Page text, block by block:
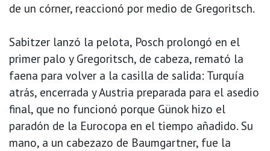
de un córner, reaccionó por medio de Gregoritsch.
Sabitzer lanzó la pelota, Posch prolongó en el
primer palo y Gregoritsch, de cabeza, remató la
faena para volver a la casilla de salida: Turquía
atrás, encerrada y Austria preparada para el asedio
final, que no funcionó porque Günok hizo el
paradón de la Eurocopa en el tiempo añadido. Su
mano, a un cabezazo de Baumgartner, fue la